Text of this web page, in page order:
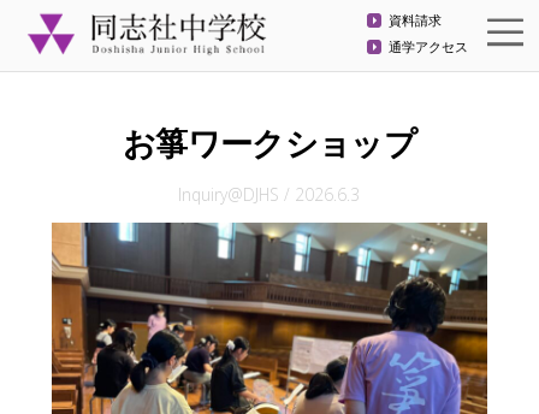
資料請求
通学アクセス
お箏ワークショップ
Inquiry@DJHS / 2026.6.3